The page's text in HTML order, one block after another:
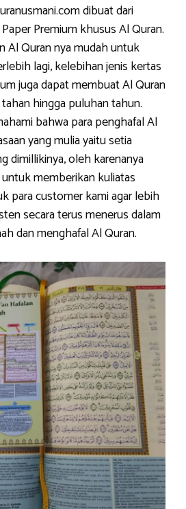
dibuat dari
Premium khusus Al Quran.
Al Quran nya mudah untuk
lagi, kelebihan jenis kertas
juga dapat membuat Al Quran
hingga puluhan tahun.
bahwa para penghafal Al
yang mulia yaitu setia
dimillikinya, oleh karenanya
memberikan kuliatas
para customer kami agar lebih
secara terus menerus dalam
dan menghafal Al Quran.